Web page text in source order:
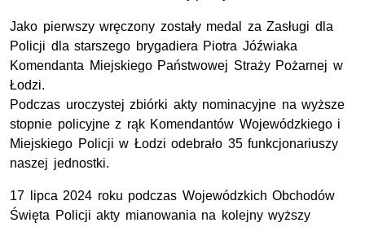
Jako pierwszy wręczony zostały medal za Zasługi dla
Policji dla starszego brygadiera Piotra Jóźwiaka
Komendanta Miejskiego Państwowej Straży Pożarnej w
Łodzi.
Podczas uroczystej zbiórki akty nominacyjne na wyższe
stopnie policyjne z rąk Komendantów Wojewódzkiego i
Miejskiego Policji w Łodzi odebrało 35 funkcjonariuszy
naszej jednostki.
17 lipca 2024 roku podczas Wojewódzkich Obchodów
Święta Policji akty mianowania na kolejny wyższy